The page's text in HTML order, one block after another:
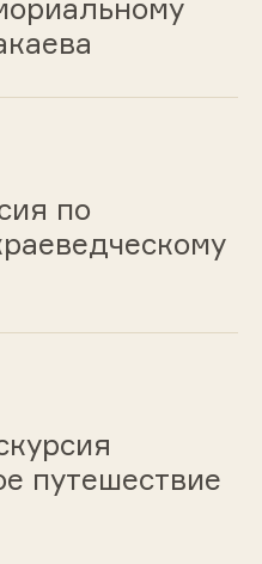
по
путешествие